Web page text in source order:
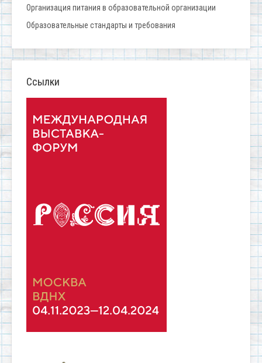
Организация питания в образовательной организации
Образовательные стандарты и требования
Ссылки